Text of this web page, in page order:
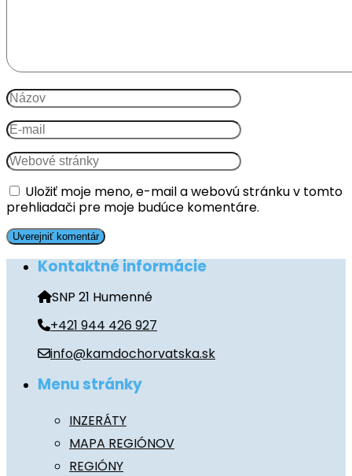
Uložiť moje meno, e-mail a webovú stránku v tomto
prehliadači pre moje budúce komentáre.
Kontaktné informácie
SNP 21 Humenné
+421 944 426 927
info@kamdochorvatska.sk
Menu stránky
INZERÁTY
MAPA REGIÓNOV
REGIÓNY